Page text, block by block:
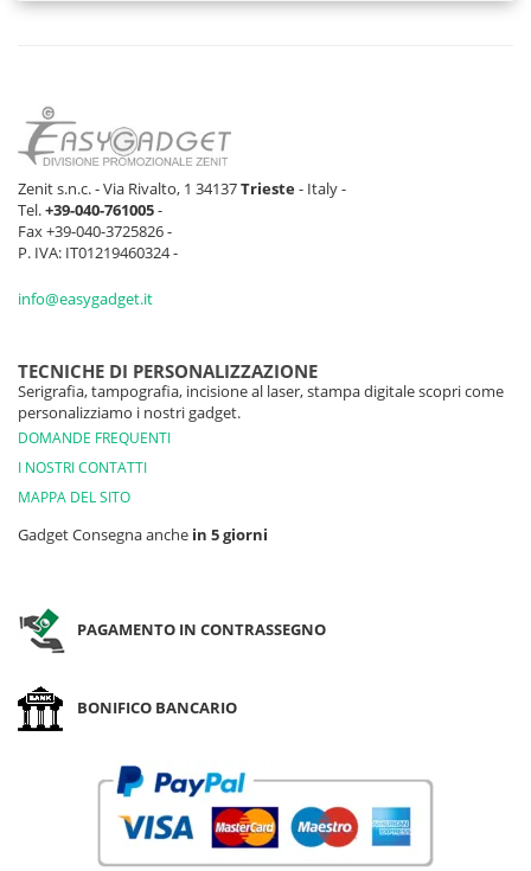
Zenit s.n.c. - Via Rivalto, 1 34137Trieste- Italy -
Tel.+39-040-761005-
Fax +39-040-3725826 -
P. IVA: IT01219460324 -
info@easygadget.it
TECNICHE DI PERSONALIZZAZIONE
Serigrafia, tampografia, incisione al laser, stampa digitale scopri come
personalizziamo i nostri gadget.
DOMANDE FREQUENTI
I NOSTRI CONTATTI
MAPPA DEL SITO
Gadget Consegna anche in 5 giorni
PAGAMENTO IN CONTRASSEGNO
BONIFICO BANCARIO